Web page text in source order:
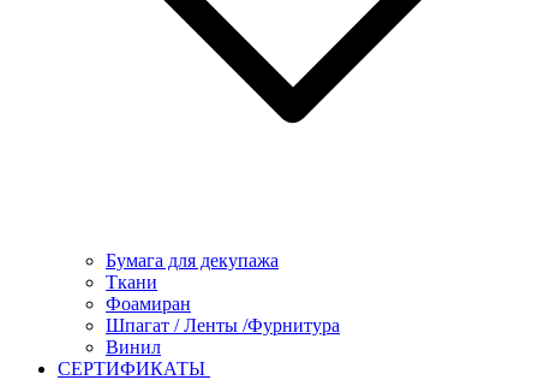
Бумага для декупажа
Ткани
Фоамиран
Шпагат / Ленты /Фурнитура
Винил
СЕРТИФИКАТЫ